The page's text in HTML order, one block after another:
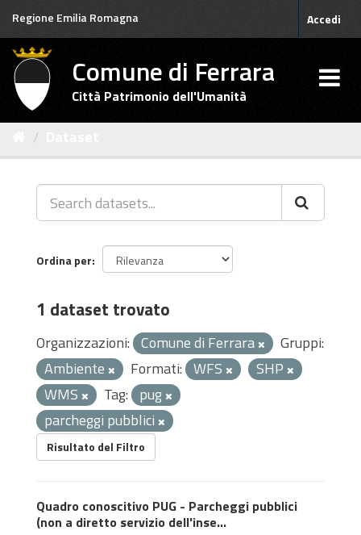
Salta
contenuto
Regione Emilia Romagna Accedi
Comune di Ferrara
Città Patrimonio dell'Umanità
Ordina per
1 dataset trovato
Organizzazioni: Comune di Ferrara
Gruppi:
Ambiente
Formati: WFS
SHP
WMS
Tag: pug
parcheggi pubblici
Risultato del Filtro
Quadro conoscitivo PUG - Parcheggi pubblici
(non a diretto servizio dell'inse...